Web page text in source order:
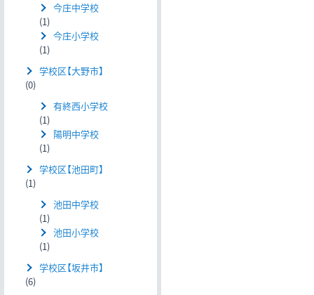
今庄中学校
(1)
今庄小学校
(1)
学校区【大野市】
(0)
有終西小学校
(1)
陽明中学校
(1)
学校区【池田町】
(1)
池田中学校
(1)
池田小学校
(1)
学校区【坂井市】
(6)